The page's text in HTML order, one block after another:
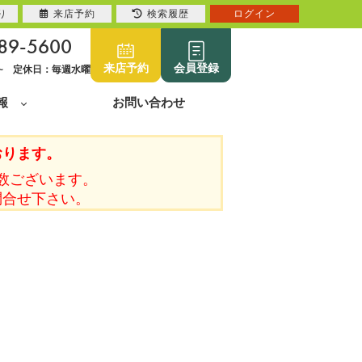
5600
定休日：毎週水曜 来店予約 会員登録
お問い合わせ
ます。
ざいます。
せ下さい。
来店予約 検索履歴 ログイン